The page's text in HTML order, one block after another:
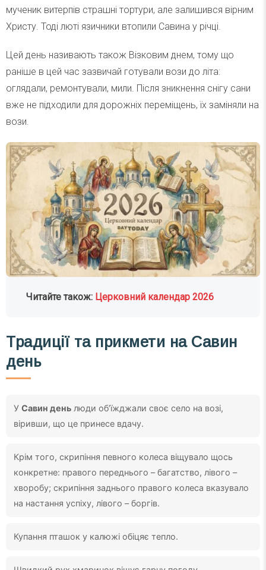
мученик витерпів страшні тортури, але залишився вірним
Христу. Тоді люті язичники втопили Савина у річці.
Цей день називають також Візковим днем, тому що
раніше в цей час зазвичай готували вози до літа:
оглядали, ремонтували, мили. Після зникнення снігу сани
вже не підходили для дорожніх переміщень, їх заміняли на
вози.
Читайте також: Церковний календар 2026
Традиції та прикмети на Савин
день
У Савин день люди об’їжджали своє село на возі,
віривши, що це принесе вдачу.
Крім того, скрипіння певного колеса віщувало щось
конкретне: правого переднього – багатство, лівого –
хворобу; скрипіння заднього правого колеса вказувало
на настання успіху, лівого – боргів.
Купання пташок у калюжі обіцяє тепло.